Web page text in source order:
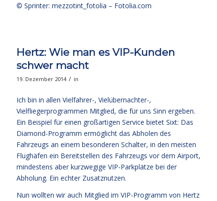
© Sprinter: mezzotint_fotolia – Fotolia.com
Hertz: Wie man es VIP-Kunden
schwer macht
19. Dezember 2014 / in
Ich bin in allen Vielfahrer-, Vielübernachter-,
Vielfliegerprogrammen Mitglied, die für uns Sinn ergeben.
Ein Beispiel für einen großartigen Service bietet Sixt: Das
Diamond-Programm ermöglicht das Abholen des
Fahrzeugs an einem besonderen Schalter, in den meisten
Flughäfen ein Bereitstellen des Fahrzeugs vor dem Airport,
mindestens aber kurzwegige VIP-Parkplätze bei der
Abholung. Ein echter Zusatznutzen.
Nun wollten wir auch Mitglied im VIP-Programm von Hertz